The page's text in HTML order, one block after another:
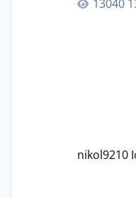
nikol9210